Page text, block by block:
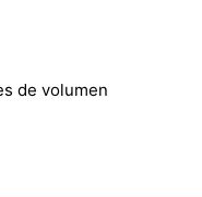
de volumen